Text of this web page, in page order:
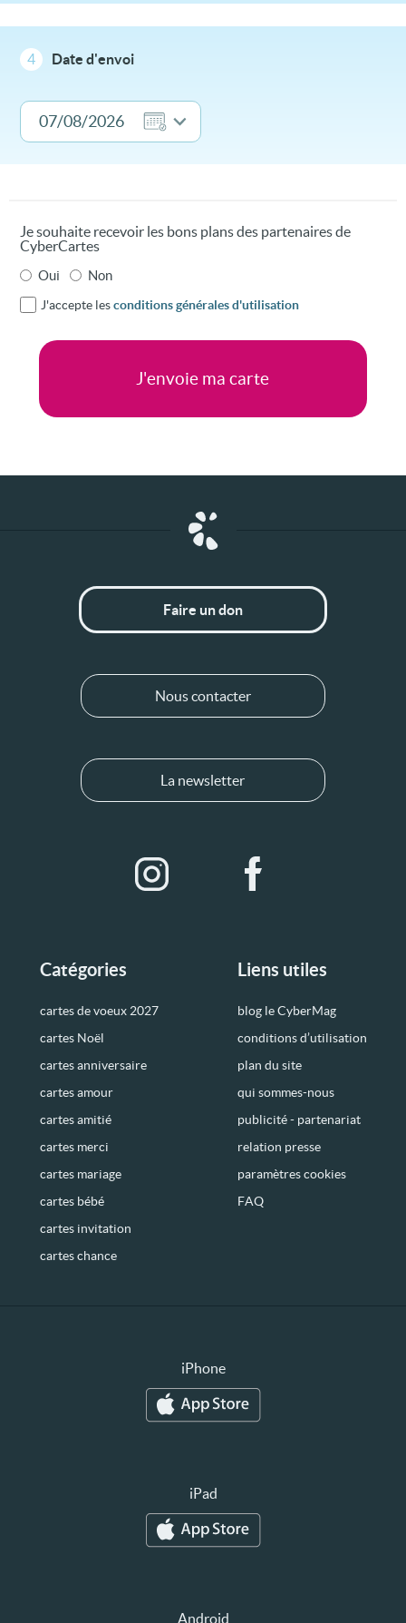
4 Date d'envoi
Je souhaite recevoir les bons plans des partenaires de
CyberCartes
Oui Non
J'accepte lesconditions générales d'utilisation
Catégories
cartes de voeux 2027
cartes Noël
cartes anniversaire
cartes amour
cartes amitié
cartes merci
cartes mariage
cartes bébé
cartes invitation
cartes chance
Liens utiles
blog le CyberMag
conditions d’utilisation
plan du site
qui sommes-nous
publicité - partenariat
relation presse
paramètres cookies
FAQ
Faire un don
Nous contacter
La newsletter
iPhone
iPad
Android